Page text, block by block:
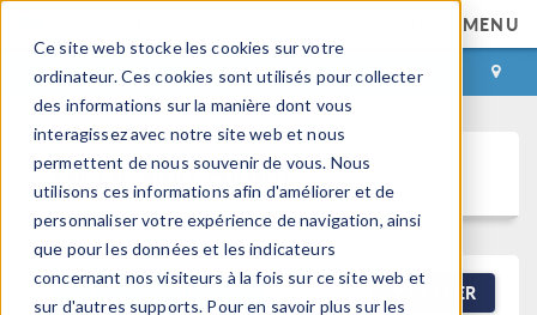
Ce site web stocke les cookies sur votre
ordinateur. Ces cookies sont utilisés pour collecter
des informations sur la manière dont vous
interagissez avec notre site web et nous
permettent de nous souvenir de vous. Nous
utilisons ces informations afin d'améliorer et de
personnaliser votre expérience de navigation, ainsi
que pour les données et les indicateurs
concernant nos visiteurs à la fois sur ce site web et
sur d'autres supports. Pour en savoir plus sur les
MENU
CONNEXION CONTACT
Discussion Forum
FILTRER